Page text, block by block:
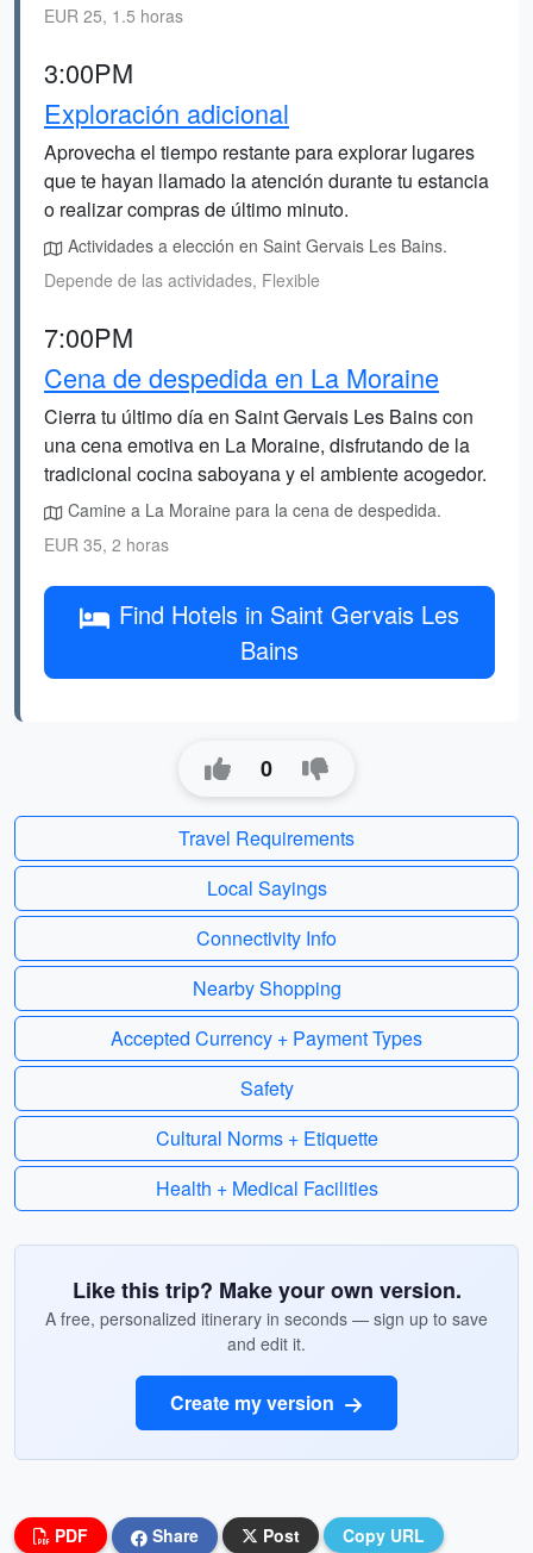
EUR 25, 1.5 horas
3:00PM
Exploración adicional
Aprovecha el tiempo restante para explorar lugares
que te hayan llamado la atención durante tu estancia
o realizar compras de último minuto.
Actividades a elección en Saint Gervais Les Bains.
Depende de las actividades, Flexible
7:00PM
Cena de despedida en La Moraine
Cierra tu último día en Saint Gervais Les Bains con
una cena emotiva en La Moraine, disfrutando de la
tradicional cocina saboyana y el ambiente acogedor.
Camine a La Moraine para la cena de despedida.
EUR 35, 2 horas
Find Hotels in Saint Gervais Les
Bains
0
Travel Requirements
Local Sayings
Connectivity Info
Nearby Shopping
Accepted Currency + Payment Types
Safety
Cultural Norms + Etiquette
Health + Medical Facilities
Like this trip? Make your own version.
A free, personalized itinerary in seconds — sign up to save
and edit it.
Create my version
PDF Share Post Copy URL